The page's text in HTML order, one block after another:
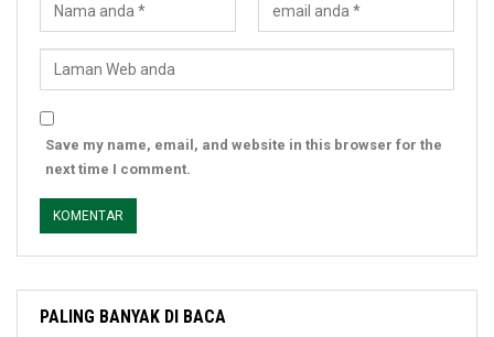
Save my name, email, and website in this browser for the
next time I comment.
PALING BANYAK DI BACA